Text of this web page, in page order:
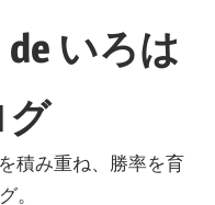
いろは
グ
積み重ね、勝率を育
。